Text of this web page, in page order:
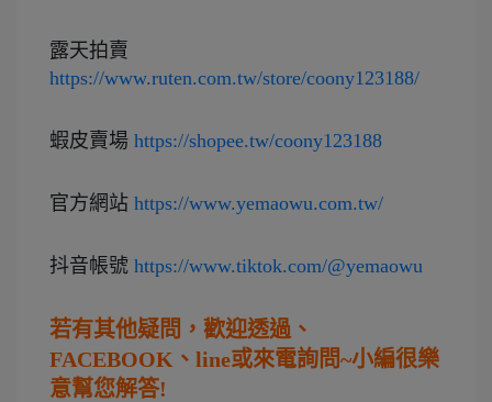
https://www.ruten.com.tw/store/coony123188/
蝦皮賣場 https://shopee.tw/coony123188
官方網站 https://www.yemaowu.com.tw/
抖音帳號 https://www.tiktok.com/@yemaowu
若有其他疑問，歡迎透過、
FACEBOOK、line或來電詢問~小編很樂
意幫您解答!